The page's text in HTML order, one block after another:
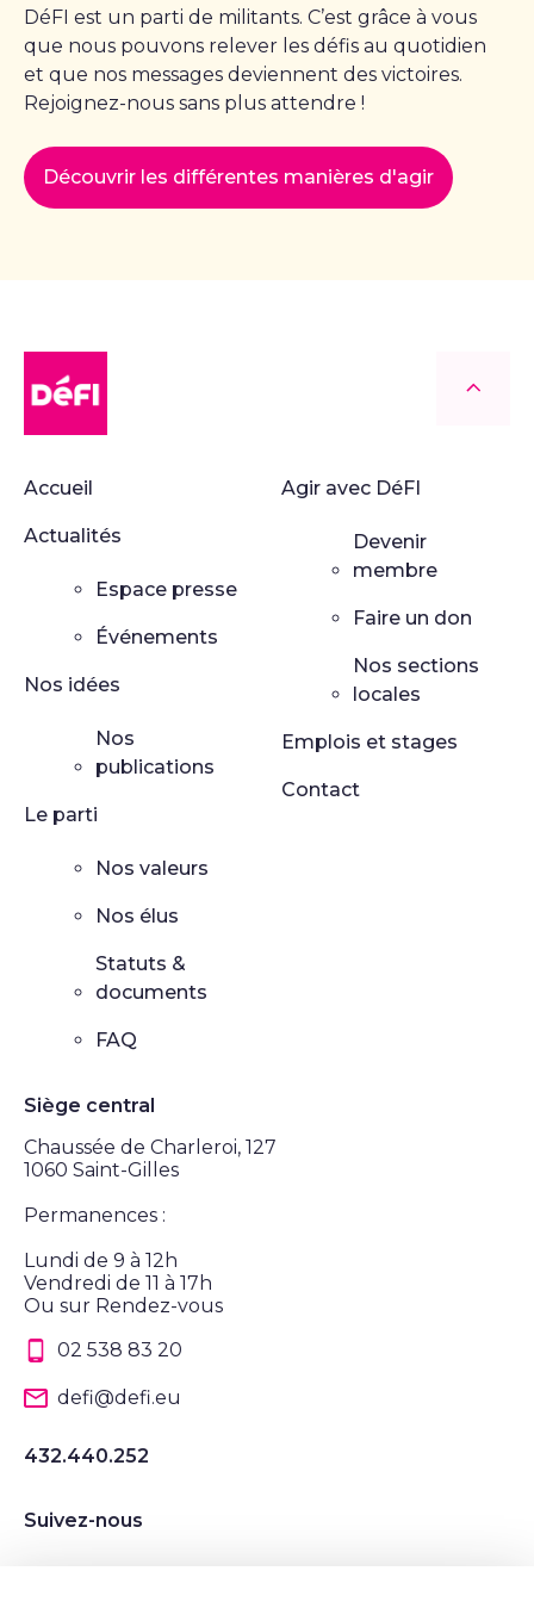
DéFI est un parti de militants. C’est grâce à vous
que nous pouvons relever les défis au quotidien
et que nos messages deviennent des victoires.
Rejoignez-nous sans plus attendre !
Découvrir les différentes manières d'agir
Accueil
Actualités
Espace presse
Événements
Nos idées
Nos
publications
Le parti
Nos valeurs
Nos élus
Statuts &
documents
FAQ
Agir avec DéFI
Devenir
membre
Faire un don
Nos sections
locales
Emplois et stages
Contact
Siège central
Chaussée de Charleroi, 127
1060 Saint-Gilles
Permanences :
Lundi de 9 à 12h
Vendredi de 11 à 17h
Ou sur Rendez-vous
02 538 83 20
defi@defi.eu
432.440.252
Suivez-nous